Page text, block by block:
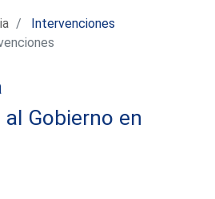
Intervenciones
Gobierno en